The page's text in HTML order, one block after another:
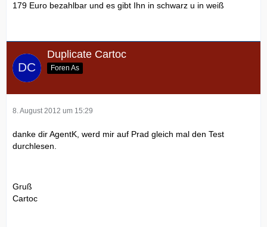
179 Euro bezahlbar und es gibt Ihn in schwarz u in weiß
Duplicate Cartoc
Foren As
8. August 2012 um 15:29
danke dir AgentK, werd mir auf Prad gleich mal den Test
durchlesen.
Gruß
Cartoc